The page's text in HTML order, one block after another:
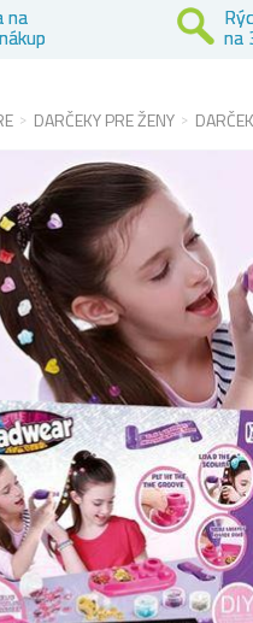
na
na
DARČEKY PRE ŽENY